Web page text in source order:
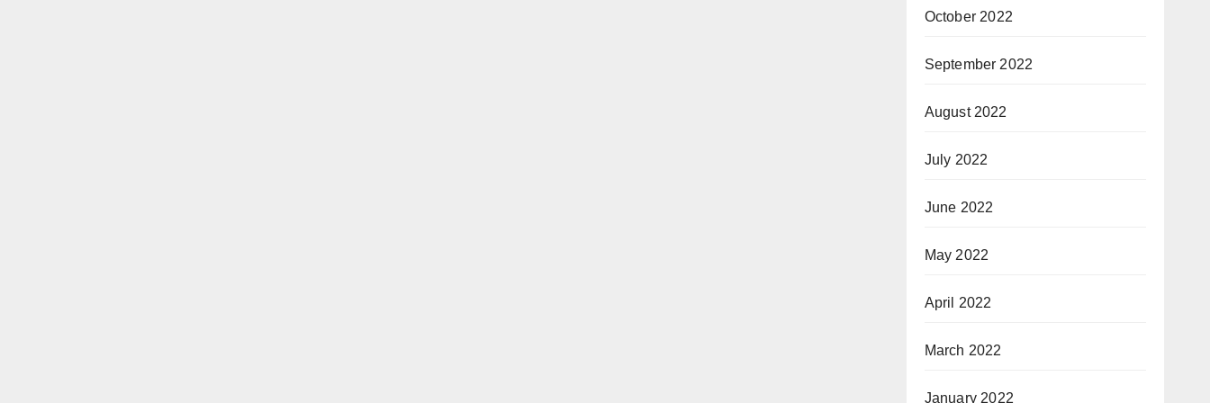
October 2022
September 2022
August 2022
July 2022
June 2022
May 2022
April 2022
March 2022
January 2022